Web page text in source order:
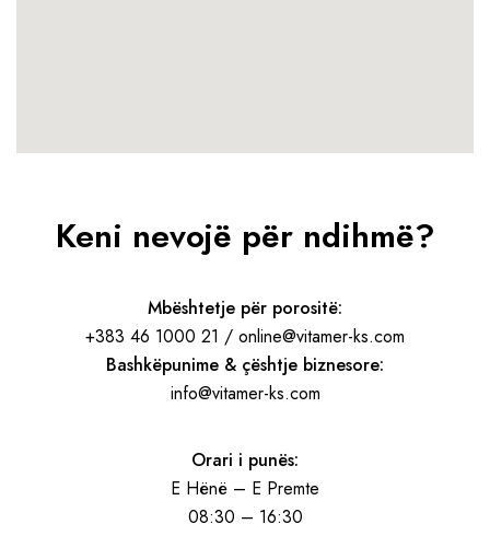
Keni nevojë për ndihmë?
Mbështetje për porositë:
+383 46 1000 21 / online@vitamer-ks.com
Bashkëpunime & çështje biznesore:
info@vitamer-ks.com
Orari i punës:
E Hënë – E Premte
08:30 – 16:30